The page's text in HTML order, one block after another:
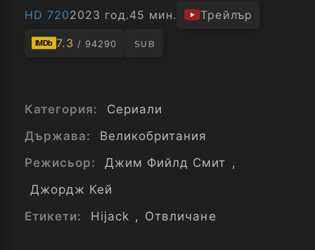
HD 7202023 год.45 мин. Трейлър
IMDb 7.3 / 94290 SUB
Категория:
Сериали
Държава:
Великобритания
Режисьор:
Джим Фийлд Смит ,
Джордж Кей
Етикети:
Hijack , Отвличане